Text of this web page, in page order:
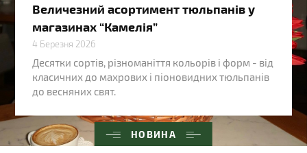
НОВИНА
Величезний асортимент тюльпанів у
магазинах “Камелія”
4 Березня 2026
Десятки сортів, різноманіття кольорів і форм - від
класичних до махрових і піоновидних тюльпанів
до весняних свят.